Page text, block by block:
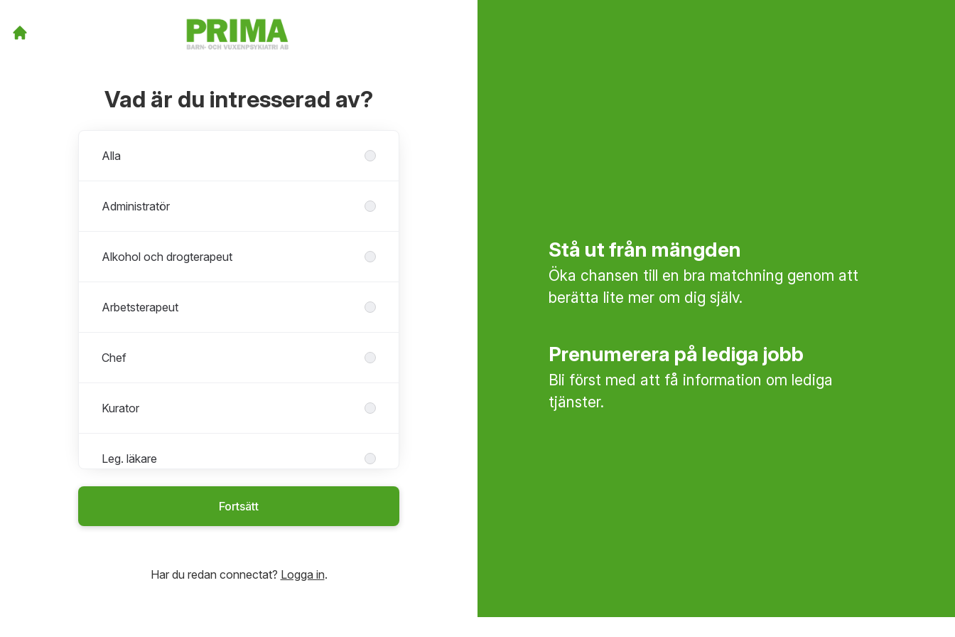
Vad är du intresserad av?
Alla
Administratör
Alkohol och drogterapeut
Arbetsterapeut
Chef
Kurator
Leg. läkare
Maria Beroende
Fortsätt
Har du redan connectat? Logga in.
Stå ut från mängden
Öka chansen till en bra matchning genom att
berätta lite mer om dig själv.
Prenumerera på lediga jobb
Bli först med att få information om lediga
tjänster.